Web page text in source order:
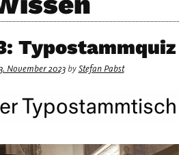
Typostammquiz
November 2023byStefan Pabst